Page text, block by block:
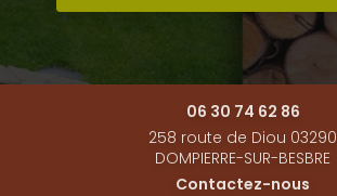
06 30 74 62 86
258 route de Diou 03290
DOMPIERRE-SUR-BESBRE
Contactez-nous